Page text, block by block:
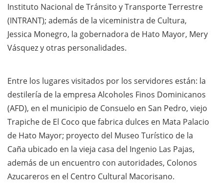
Instituto Nacional de Tránsito y Transporte Terrestre
(INTRANT); además de la viceministra de Cultura,
Jessica Monegro, la gobernadora de Hato Mayor, Mery
Vásquez y otras personalidades.
Entre los lugares visitados por los servidores están: la
destilería de la empresa Alcoholes Finos Dominicanos
(AFD), en el municipio de Consuelo en San Pedro, viejo
Trapiche de El Coco que fabrica dulces en Mata Palacio
de Hato Mayor; proyecto del Museo Turístico de la
Caña ubicado en la vieja casa del Ingenio Las Pajas,
además de un encuentro con autoridades, Colonos
Azucareros en el Centro Cultural Macorisano.